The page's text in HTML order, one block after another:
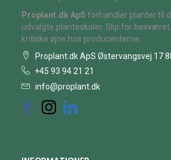
Proplant.dk ApS forhandler planter til
udvalgte planteskoler. Slip for
kritiske øjne hos producenterne.
Proplant.dk ApS Østervangsvej 17
+45 93 94 21 21
info@proplant.dk